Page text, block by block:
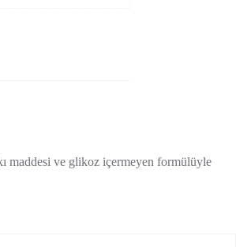
maddesi ve glikoz içermeyen formülüyle